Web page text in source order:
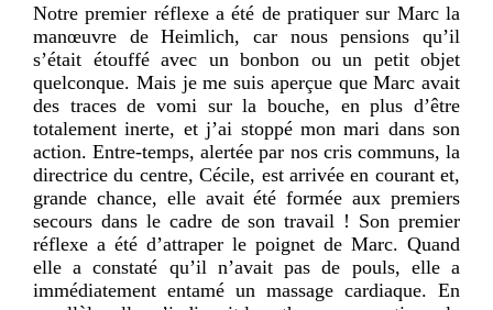
Notre premier réflexe a été de pratiquer sur Marc la
manœuvre de Heimlich, car nous pensions qu’il
s’était étouffé avec un bonbon ou un petit objet
quelconque. Mais je me suis aperçue que Marc avait
des traces de vomi sur la bouche, en plus d’être
totalement inerte, et j’ai stoppé mon mari dans son
action. Entre-temps, alertée par nos cris communs, la
directrice du centre, Cécile, est arrivée en courant et,
grande chance, elle avait été formée aux premiers
secours dans le cadre de son travail ! Son premier
réflexe a été d’attraper le poignet de Marc. Quand
elle a constaté qu’il n’avait pas de pouls, elle a
immédiatement entamé un massage cardiaque. En